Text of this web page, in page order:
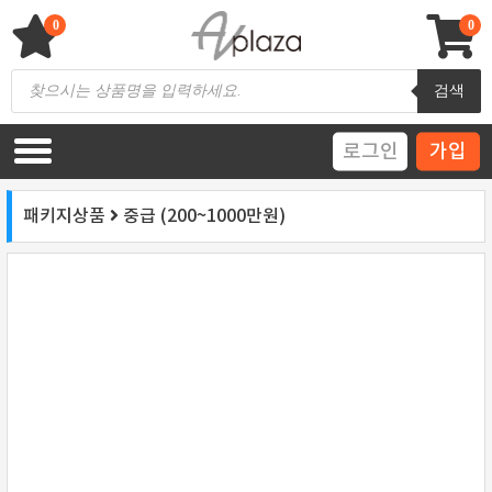
content
AV 플라자
하이파이 / 홈씨어터 전문 쇼핑몰
Products
search
검색
0
0
로그인 가입
패키지상품 중급 (200~1000만원)